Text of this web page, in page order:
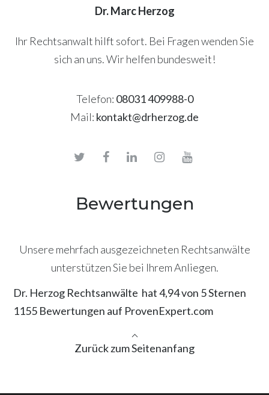
Dr. Marc Herzog
Ihr Rechtsanwalt hilft sofort. Bei Fragen wenden Sie
sich an uns. Wir helfen bundesweit!
Telefon: 08031 409988-0
Mail: kontakt@drherzog.de
Bewertungen
Unsere mehrfach ausgezeichneten Rechtsanwälte
unterstützen Sie bei Ihrem Anliegen.
Dr. Herzog Rechtsanwälte hat4,94von 5Sternen
1155 Bewertungen auf ProvenExpert.com
Zurück zum Seitenanfang